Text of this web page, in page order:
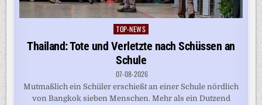
Posted
in
TOP-NEWS
Thailand: Tote und Verletzte nach Schüssen an
Schule
07-08-2026
Mutmaßlich ein Schüler erschießt an einer Schule nördlich
von Bangkok sieben Menschen. Mehr als ein Dutzend